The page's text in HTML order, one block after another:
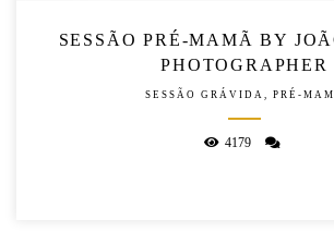
​SESSÃO PRÉ-MAMÃ BY
PHOTOGRAPHER
SESSÃO GRÁVIDA, PRÉ-
4179